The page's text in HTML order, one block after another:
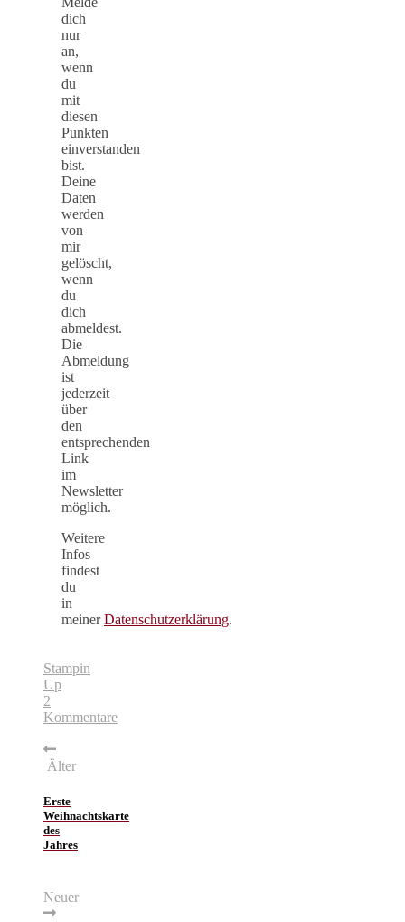
dich
nur
an,
wenn
du
mit
diesen
Punkten
einverstanden
bist.
Deine
Daten
werden
von
mir
gelöscht,
wenn
du
dich
abmeldest.
Die
Abmeldung
ist
jederzeit
über
den
entsprechenden
Link
im
Newsletter
möglich.
Weitere
Infos
findest
du
in
meinerDatenschutzerklärung.
Stampin
Up
2
Kommentare
Älter
Erste
Weihnachtskarte
des
Jahres
Neuer